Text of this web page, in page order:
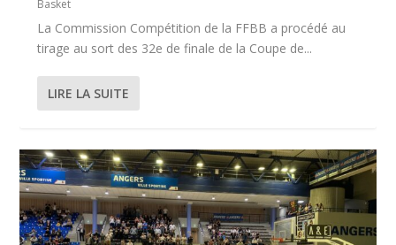
Basket
La Commission Compétition de la FFBB a procédé au
tirage au sort des 32e de finale de la Coupe de...
LIRE LA SUITE